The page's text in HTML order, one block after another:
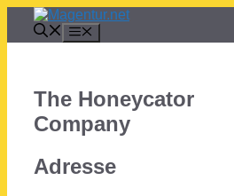
Inhalt
springen
The Honeycator
Company
Adresse